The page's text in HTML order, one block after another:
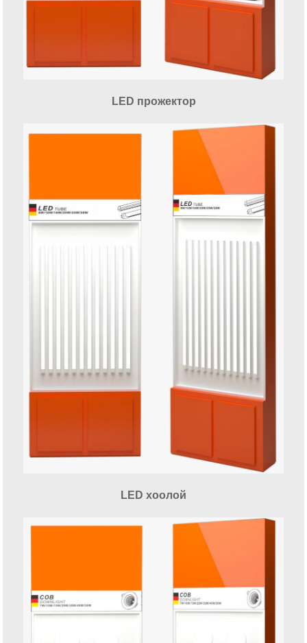
LED прожектор
LED хоолой